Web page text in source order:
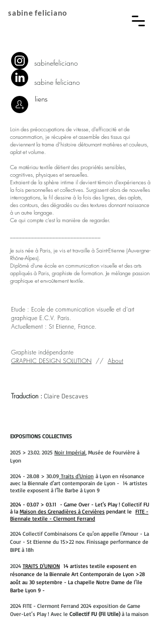
sabine feliciano
sabinefeliciano
​sabine feliciano
liens
Loin des préoccupations de vitesse, d’efficacité et de
consommation, je récupère et assemble des tissus qui
deviennent la trame d’histoire détournant matières et couleurs,
aplat et volume.
Ce matériau textile détient des propriétés sensibles,
cognitives, physiques et sensuelles.
Extraient de la sphère intime il devient témoin d’expériences à
la fois personnelles et collectives. Surgissent alors de nouvelles
interrogations, le fil dessine à la fois des lignes, des aplats,
des contours, des dégradés ou des textures donnant naissance
à un autre langage.
Ce qui compte c'est la manière de regarder.
Je suis née à Paris, je vis et travaille à Saint-Etienne (Auvergne-
Rhône-Alpes).
Diplômé d'une école en communication visuelle et des arts
appliqués à Paris, graphiste de formation. Je mélange passion
graphique et envoûtement textile.
Etude : Ecole de communication visuelle et d'art
graphique E.C.V. Paris.
Actuellement : St Etienne, France.
Graphiste indépendante
GRAPHIC DESIGN SOLUTION // About
Traduction : Claire Descaves
EXPOSITIONS COLLECTIVES
2025 > 23.02. 2025 Noir Impérial, Musée de Fourvière à
Lyon
2024 - 28.08 > 30.09 Traits d'Union à Lyon en résonance
avec la Biennale d'art contemporain de Lyon - 14 artistes
textile exposent à l'île Barbe à Lyon 9
2024 - 03.07 > 03.11 - Game Over - Let's Play ! Collectif FU
à la Maison des Grenadières à Cervières pendant le FITE -
Biennale textile - Clermont Ferrand
2024 Collectif Combinaisons Ce qu'on appelle l'Amour - La
Cour - St Etienne du 15>22 nov. Finissage performance de
BIPE à 18h
2024 TRAITS D'UNION 14 artistes textile exposent en
résonance de la Biennale Art Contemporain de Lyon >28
août au 30 septembre - La chapelle Notre Dame de l'ile
Barbe Lyon 9 -
2024 FITE - Clermont Ferrand 2024 exposition de Game
Over-Let’s Play ! Avec le Collectif FU (Fil Utile)à la maison